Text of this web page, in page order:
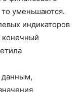
то уменьшаются.
индикаторов
конечный
данным,